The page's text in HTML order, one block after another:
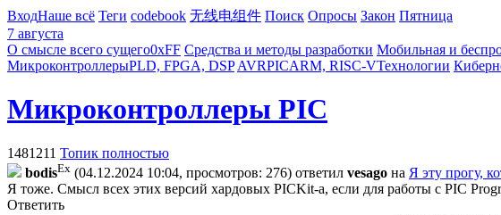
ВходНаше всё Теги codebook 无线电组件 Поиск Опросы Закон Пятница
7 августа
О смысле всего сущего0xFF Средства и методы разработки Мобильная и
МикроконтроллерыPLD, FPGA, DSP AVRPICARM, RISC-VТехнологии
Микроконтроллеры PIC
1481211 Топик полностью
bodisEx (04.12.2024 10:04, просмотров: 276) ответил vesago на Я эту прогу,
Я тоже. Смысл всех этих версий хaрдовых PICKit-а, если для работы с PIC
Ответить